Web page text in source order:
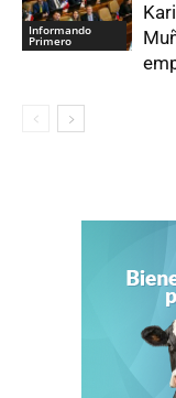
Informando
Primero